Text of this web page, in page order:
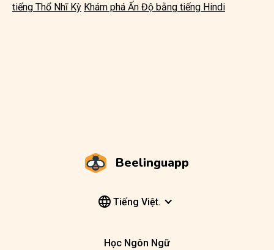
tiếng Thổ Nhĩ Kỳ Khám phá Ấn Độ bằng tiếng Hindi
Beelinguapp
Tiếng Việt.
Học Ngôn Ngữ